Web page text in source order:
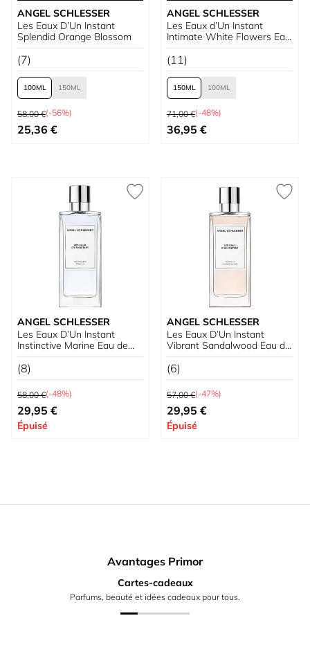
ANGEL SCHLESSER
Les Eaux D’Un Instant
Splendid Orange Blossom
(7)
100 150
Prix normal
58,00 €(-56%)
À partir de
25,36 €
ANGEL SCHLESSER
Les Eaux d’Un Instant
Intimate White Flowers Eau
de Toilette
(11)
100
150
Prix normal
71,00 €(-48%)
À partir de
36,95 €
ANGEL SCHLESSER
Les Eaux D’Un Instant
Instinctive Marine Eau de
Toilette
(8)
Prix normal
58,00 €(-48%)
À partir de
29,95 €
Épuisé
ANGEL SCHLESSER
Les Eaux D’Un Instant
Vibrant Sandalwood Eau de
Toilette
(6)
Prix normal
57,00 €(-47%)
À partir de
29,95 €
Épuisé
Avantages Primor
Cartes-cadeaux
Parfums, beauté et idées cadeaux pour tous.